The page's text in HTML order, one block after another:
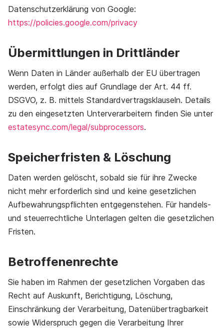
Datenschutzerklärung von Google:
https://policies.google.com/privacy
Übermittlungen in Drittländer
Wenn Daten in Länder außerhalb der EU übertragen
werden, erfolgt dies auf Grundlage der Art. 44 ff.
DSGVO, z. B. mittels Standardvertragsklauseln. Details
zu den eingesetzten Unterverarbeitern finden Sie unter
estatesync.com/legal/subprocessors.
Speicherfristen & Löschung
Daten werden gelöscht, sobald sie für ihre Zwecke
nicht mehr erforderlich sind und keine gesetzlichen
Aufbewahrungspflichten entgegenstehen. Für handels-
und steuerrechtliche Unterlagen gelten die gesetzlichen
Fristen.
Betroffenenrechte
Sie haben im Rahmen der gesetzlichen Vorgaben das
Recht auf Auskunft, Berichtigung, Löschung,
Einschränkung der Verarbeitung, Datenübertragbarkeit
sowie Widerspruch gegen die Verarbeitung Ihrer